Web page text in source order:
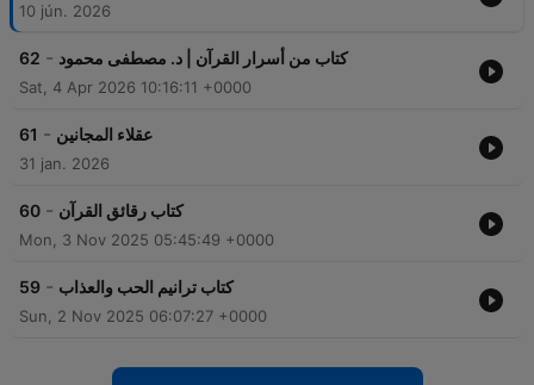
10 jún. 2026
62 - كتاب من أسرار القرآن | د. مصطفی محمود
Sat, 4 Apr 2026 10:16:11 +0000
61 - عقلاء المجانين
31 jan. 2026
60 - كتاب رقائق القرآن
Mon, 3 Nov 2025 05:45:49 +0000
59 - كتاب ترانيم الحب والعذاب
Sun, 2 Nov 2025 06:07:27 +0000